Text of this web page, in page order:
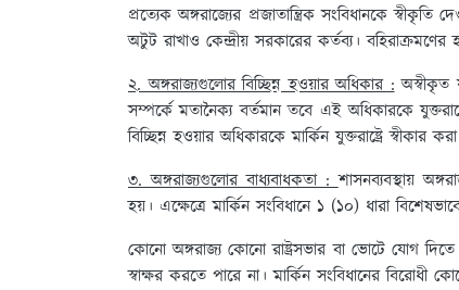
প্রত্যেক অঙ্গরাজ্যের প্রজাতান্ত্রিক সংবিধানকে স্বীকৃতি
অটুট রাখাও কেন্দ্রীয় সরকারের কর্তব্য। বহিরাক্রমণের
২. অঙ্গরাজ্যগুলোর বিচ্ছিন্ন হওয়ার অধিকার :অস্বীকৃত
সম্পর্কে মতানৈক্য বর্তমান তবে এই অধিকারকে
বিচ্ছিন্ন হওয়ার অধিকারকে মার্কিন যুক্তরাষ্ট্রে স্বীকার
৩. অঙ্গরাজ্যগুলোর বাধ্যবাধকতা :শাসনব্যবস্থায়
হয়। এক্ষেত্রে মার্কিন সংবিধানে ১ (১০) ধারা
কোনো অঙ্গরাজ্য কোনো রাষ্ট্রসভার বা ভোটে যোগ দিতে
স্বাক্ষর করতে পারে না। মার্কিন সংবিধানের বিরোধী